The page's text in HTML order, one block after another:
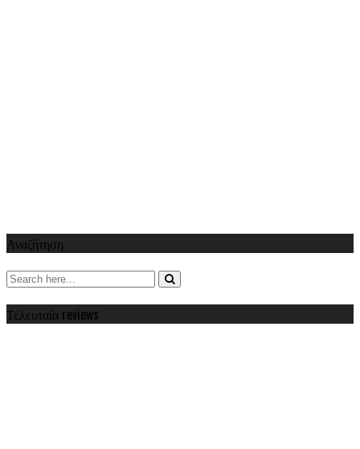
Αναζήτηση
Τελευταία reviews